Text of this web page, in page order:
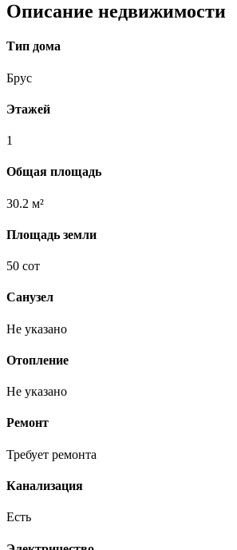
Описание недвижимости
Тип дома
Брус
Этажей
1
Общая площадь
30.2 м²
Площадь земли
50 сот
Санузел
Не указано
Отопление
Не указано
Ремонт
Требует ремонта
Канализация
Есть